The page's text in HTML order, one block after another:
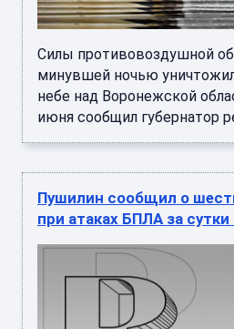
Силы противовоздушной
минувшей ночью
небе над Воронежской
июня сообщил губернатор
Пушилин сообщил о
при атаках БПЛА за